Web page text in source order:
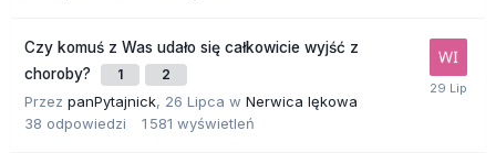
Czy komuś z Was udało się całkowicie wyjść z
choroby?
1 2
Przez panPytajnick, 26 Lipca w Nerwica lękowa
38 odpowiedzi 1 581 wyświetleń